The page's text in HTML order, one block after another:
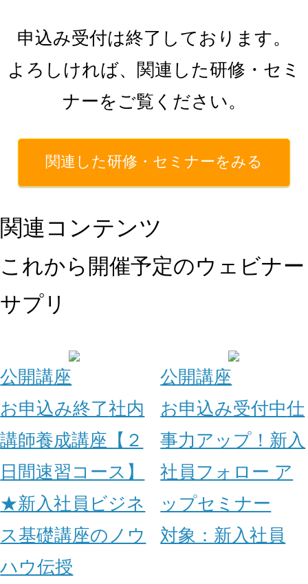
申込み受付は終了しております。
よろしければ、関連した研修・セミ
ナーをご覧ください。
関連した研修・セミナーをみる
関連コンテンツ
これから開催予定のウェビナー
サプリ
公開講座
お申込み終了社内
講師養成講座【２
日間速習コース】
★新入社員ビジネ
ス基礎講座のノウ
ハウ伝授
公開講座
お申込み受付中仕
事力アップ！新入
社員フォロー ア
ップセミナー
対象： 新入社員